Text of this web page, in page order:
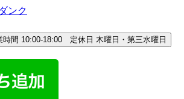
時間 10:00-18:00 定休日 木曜日・第三水曜日